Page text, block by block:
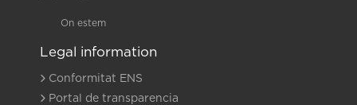
On estem
Legal information
Conformitat ENS
Portal de transparencia